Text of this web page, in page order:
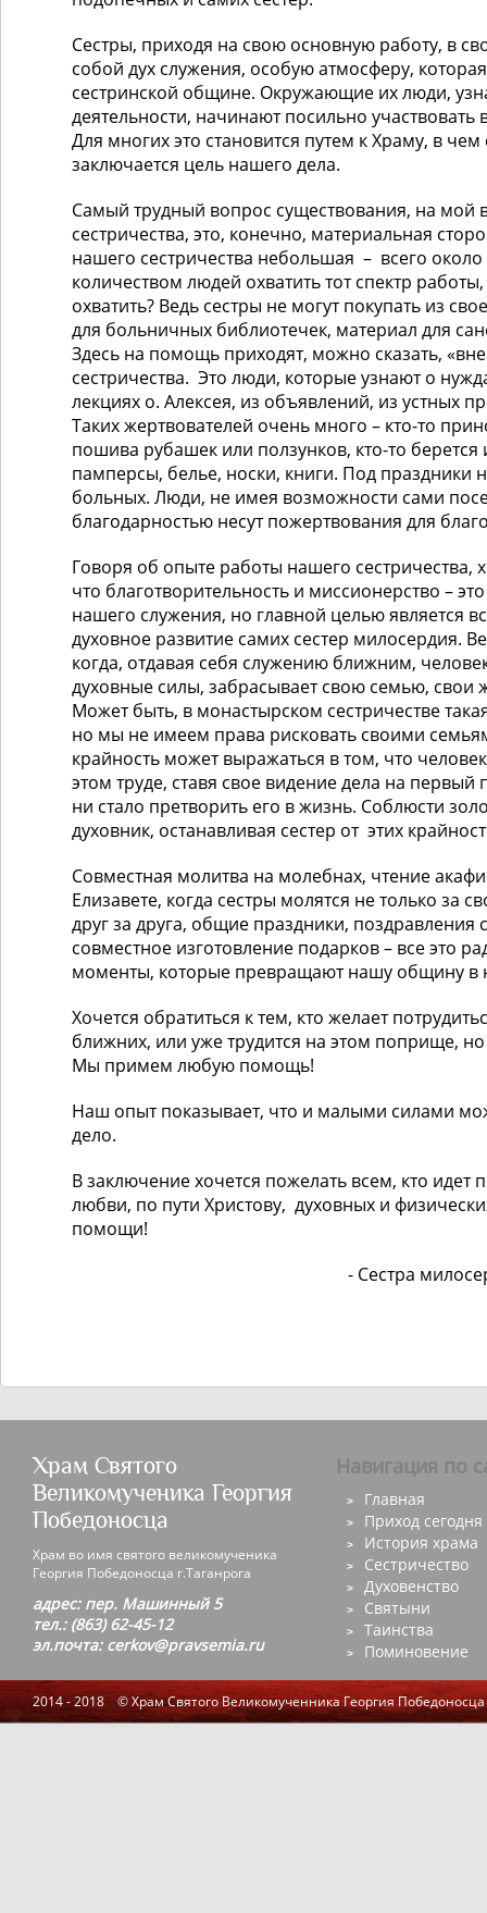
Сестры, приходя на свою основную работу, в
собой дух служения, особую атмосферу,
сестринской общине. Окружающие их люди,
деятельности, начинают посильно участвовать
Для многих это становится путем к Храму, в
заключается цель нашего дела.
Самый трудный вопрос существования, на мой
сестричества, это, конечно, материальная
нашего сестричества небольшая – всего
количеством людей охватить тот спектр
охватить? Ведь сестры не могут покупать из
для больничных библиотечек, материал для
Здесь на помощь приходят, можно сказать,
сестричества. Это люди, которые узнают о
лекциях о. Алексея, из объявлений, из устных
Таких жертвователей очень много – кто-то
пошива рубашек или ползунков, кто-то берется
памперсы, белье, носки, книги. Под праздники
больных. Люди, не имея возможности сами
благодарностью несут пожертвования для
Говоря об опыте работы нашего сестричества,
что благотворительность и миссионерство –
нашего служения, но главной целью является
духовное развитие самих сестер милосердия.
когда, отдавая себя служению ближним,
духовные силы, забрасывает свою семью,
Может быть, в монастырском сестричестве
но мы не имеем права рисковать своими
крайность может выражаться в том, что
этом труде, ставя свое видение дела на
ни стало претворить его в жизнь. Соблюсти
духовник, останавливая сестер от этих
Совместная молитва на молебнах, чтение
Елизавете, когда сестры молятся не только за
друг за друга, общие праздники, поздравления
совместное изготовление подарков – все это
моменты, которые превращают нашу общину в
Хочется обратиться к тем, кто желает
ближних, или уже трудится на этом поприще,
Мы примем любую помощь!
Наш опыт показывает, что и малыми силами
дело.
В заключение хочется пожелать всем, кто идет
любви, по пути Христову, духовных и
помощи!
- Сестра
Храм Святого
Великомученика Георгия
Победоносца
Храм во имя святого великомученика
Георгия Победоносца г.Таганрога
адрес: пер. Машинный 5
тел.: (863) 62-45-12
эл.почта: cerkov@pravsemia.ru
Навигация по
Главная
Приход сегодня
История храма
Сестричество
Духовенство
Святыни
Таинства
Поминовение
2014 - 2018 © Храм Святого Великомученника Георгия Победоносца